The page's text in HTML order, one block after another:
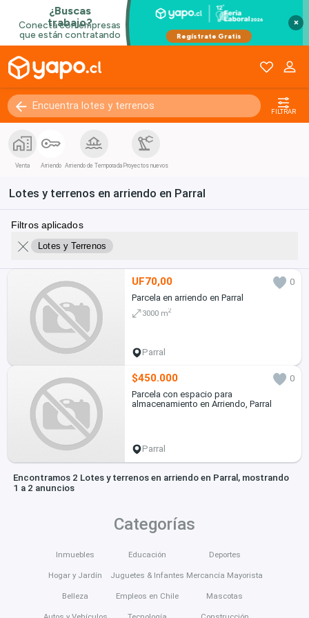
×
FILTRAR
Venta Arriendo Arriendo de Temporada Proyectos nuevos
Lotes y terrenos en arriendo en Parral
Filtros aplicados
Lotes y Terrenos
UF70,00
0
Parcela en arriendo en Parral
3000 m2
Parral
$450.000
0
Parcela con espacio para
almacenamiento en Arriendo, Parral
Parral
Encontramos 2 Lotes y terrenos en arriendo en Parral, mostrando
1 a 2 anuncios
Categorías
Inmuebles
Hogar y Jardín
Belleza
Educación
Juguetes & Infantes
Empleos en Chile
Deportes
Mercancía Mayorista
Mascotas